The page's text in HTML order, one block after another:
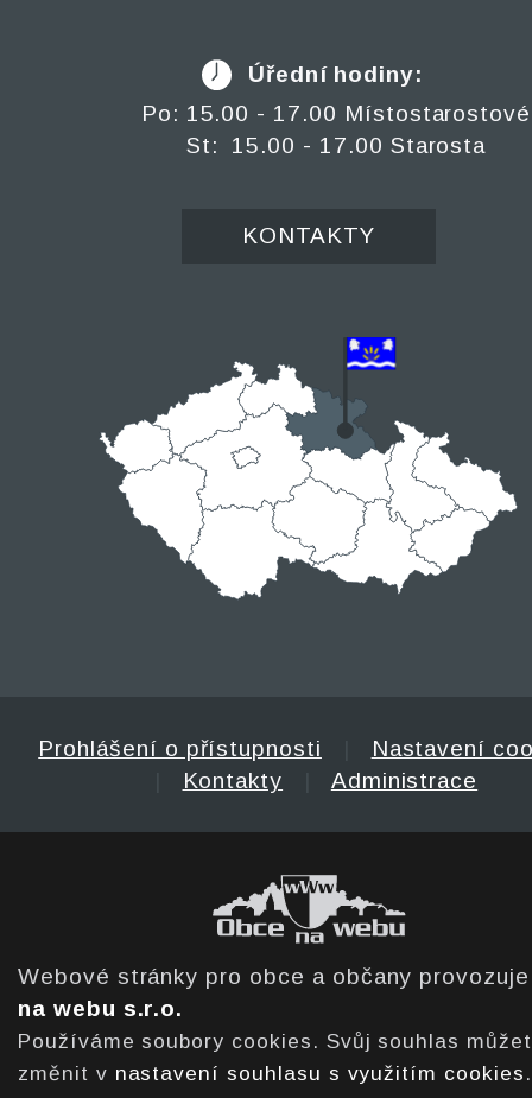
Úřední hodiny:
Po: 15.00 - 17.00 Místostarostové
St: 15.00 - 17.00 Starosta
KONTAKTY
Prohlášení o přístupnosti
Nastavení
Kontakty Administrace
Webové stránky pro obce a občany
na webu s.r.o.
Používáme soubory cookies. Svůj souhlas
změnit v nastavení souhlasu s využitím cookies .